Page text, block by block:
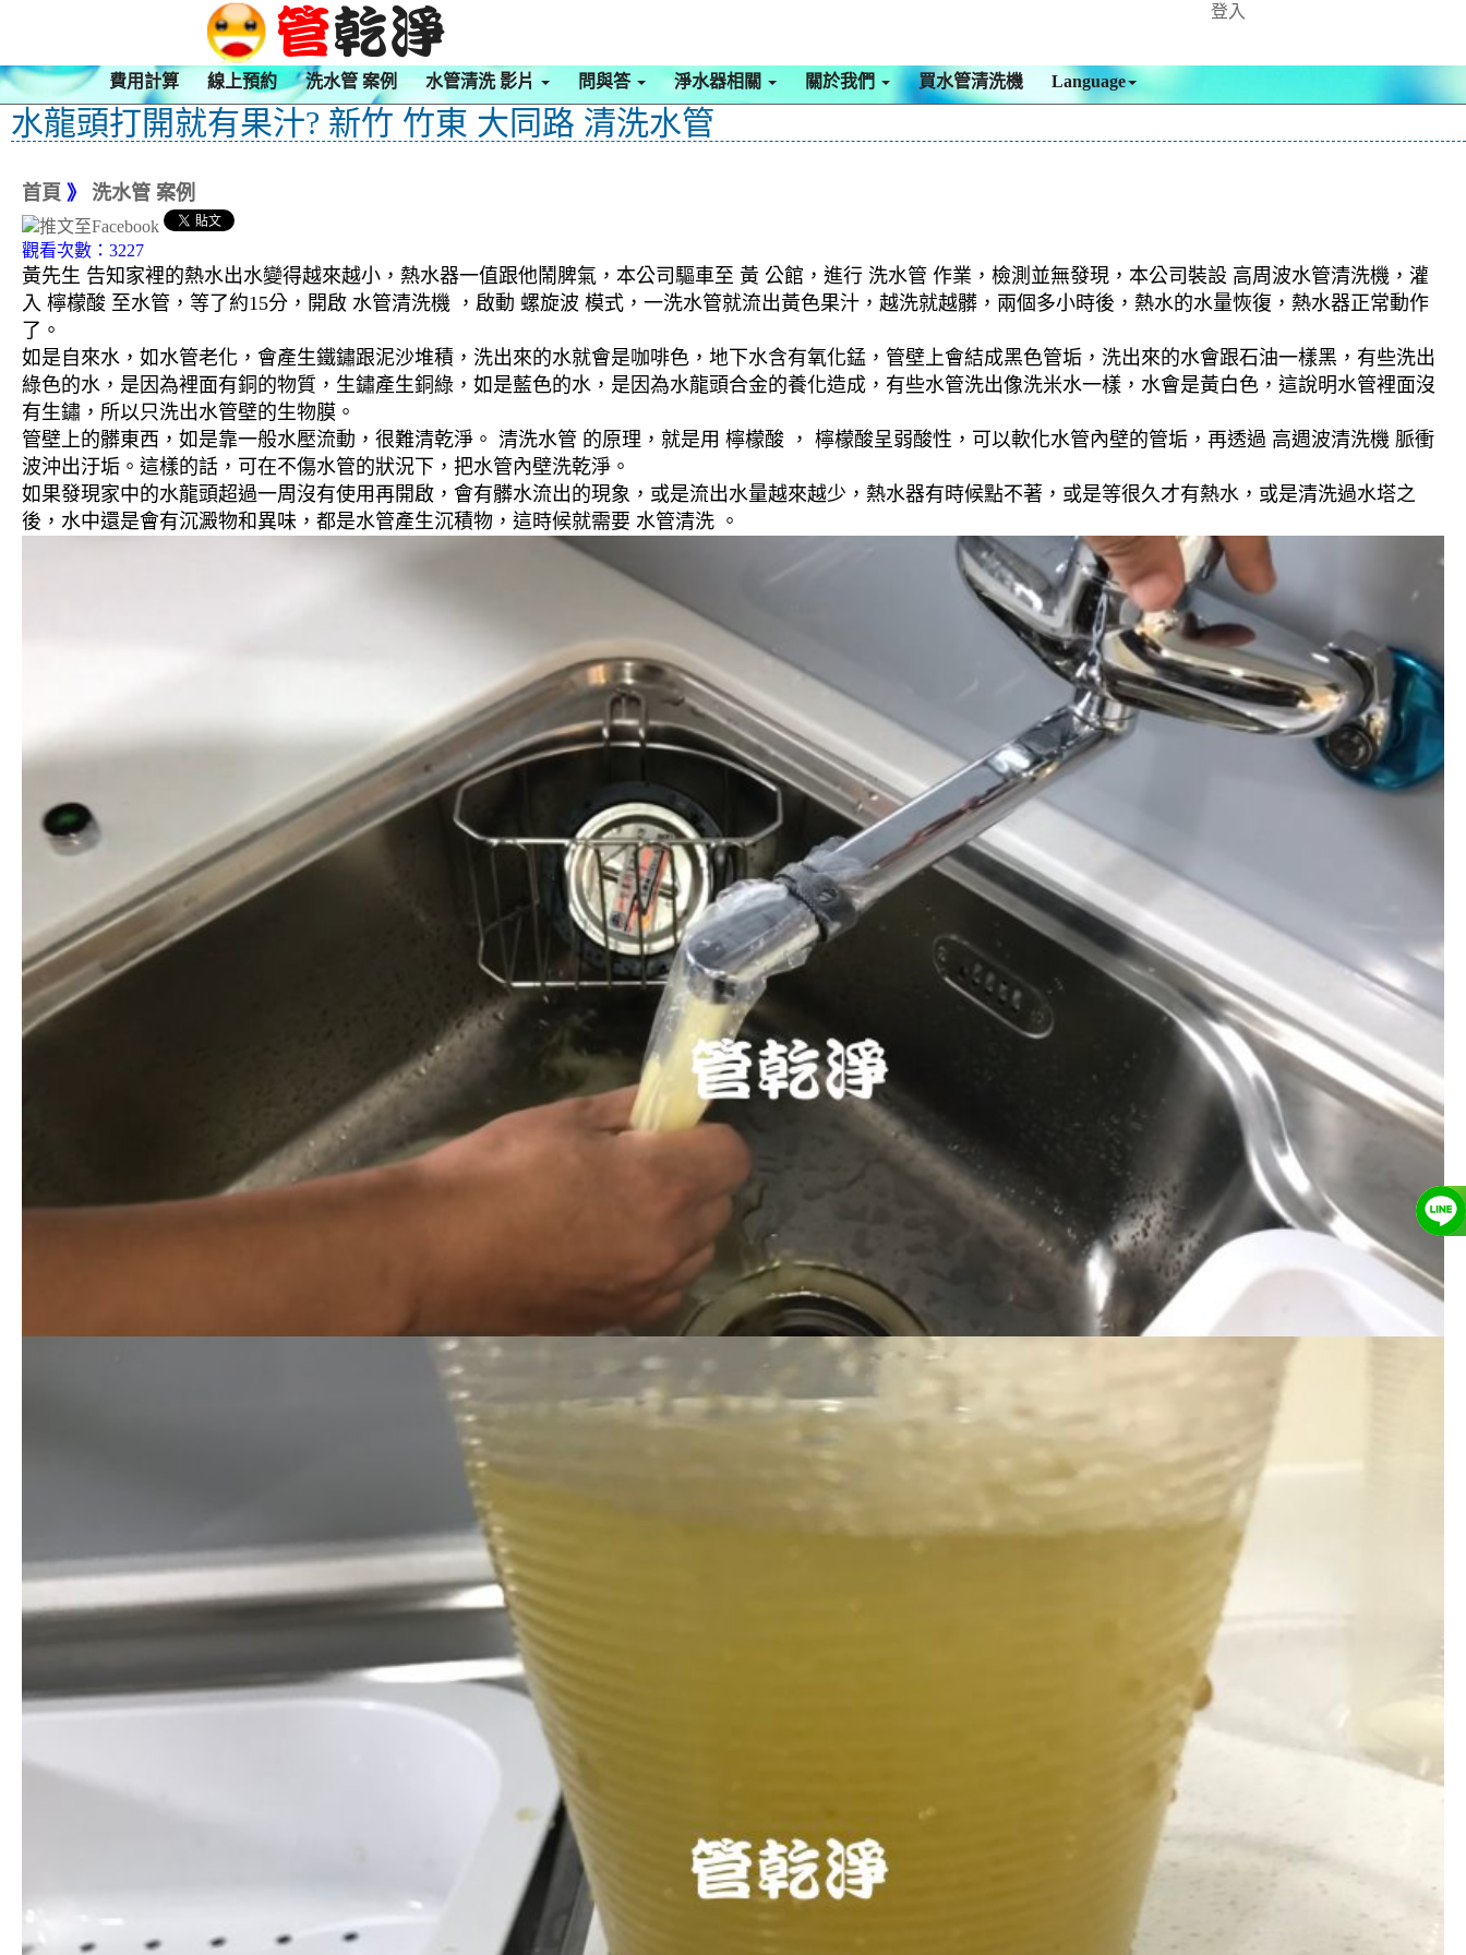
登入
費用計算 線上預約 洗水管 案例 水管清洗 影片 問與答 淨水器相關 關於我們 買水管清洗機 Language
水龍頭打開就有果汁? 新竹 竹東 大同路 清洗水管
首頁 》 洗水管 案例
觀看次數：3227
黃先生 告知家裡的熱水出水變得越來越小，熱水器一值跟他鬧脾氣，本公司驅車至 黃 公館，進行 洗水管 作業，檢測並無發現，本公司裝設 高周波水管清洗機，灌
入 檸檬酸 至水管，等了約15分，開啟 水管清洗機 ，啟動 螺旋波 模式，一洗水管就流出黃色果汁，越洗就越髒，兩個多小時後，熱水的水量恢復，熱水器正常動作
了。
如是自來水，如水管老化，會產生鐵鏽跟泥沙堆積，洗出來的水就會是咖啡色，地下水含有氧化錳，管壁上會結成黑色管垢，洗出來的水會跟石油一樣黑，有些洗出
綠色的水，是因為裡面有銅的物質，生鏽產生銅綠，如是藍色的水，是因為水龍頭合金的養化造成，有些水管洗出像洗米水一樣，水會是黃白色，這說明水管裡面沒
有生鏽，所以只洗出水管壁的生物膜。
管壁上的髒東西，如是靠一般水壓流動，很難清乾淨。 清洗水管 的原理，就是用 檸檬酸 ， 檸檬酸呈弱酸性，可以軟化水管內壁的管垢，再透過 高週波清洗機 脈衝
波沖出汙垢。這樣的話，可在不傷水管的狀況下，把水管內壁洗乾淨。
如果發現家中的水龍頭超過一周沒有使用再開啟，會有髒水流出的現象，或是流出水量越來越少，熱水器有時候點不著，或是等很久才有熱水，或是清洗過水塔之
後，水中還是會有沉澱物和異味，都是水管產生沉積物，這時候就需要 水管清洗 。